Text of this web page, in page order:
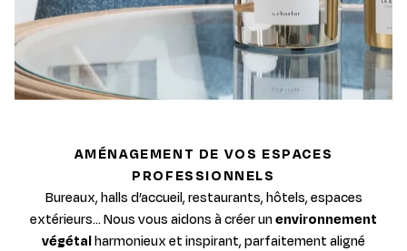
AMÉNAGEMENT DE VOS ESPACES
PROFESSIONNELS
Bureaux, halls d’accueil, restaurants, hôtels, espaces
extérieurs… Nous vous aidons à créer unenvironnement
végétalharmonieux et inspirant, parfaitement aligné